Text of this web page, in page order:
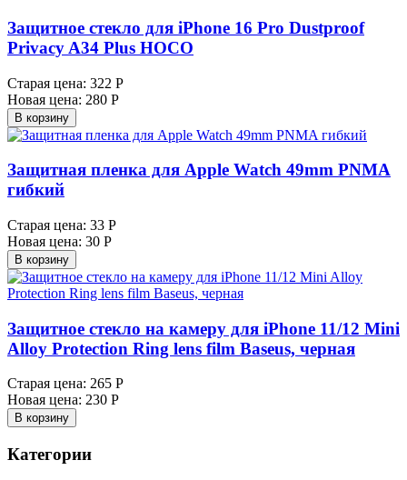
Защитное стекло для iPhone 16 Pro Dustproof
Privacy A34 Plus HOCO
Старая цена: 322 Р
Новая цена: 280 Р
В корзину
Защитная пленка для Apple Watch 49mm PNMA
гибкий
Старая цена: 33 Р
Новая цена: 30 Р
В корзину
Защитное стекло на камеру для iPhone 11/12 Mini
Alloy Protection Ring lens film Baseus, черная
Старая цена: 265 Р
Новая цена: 230 Р
В корзину
Категории